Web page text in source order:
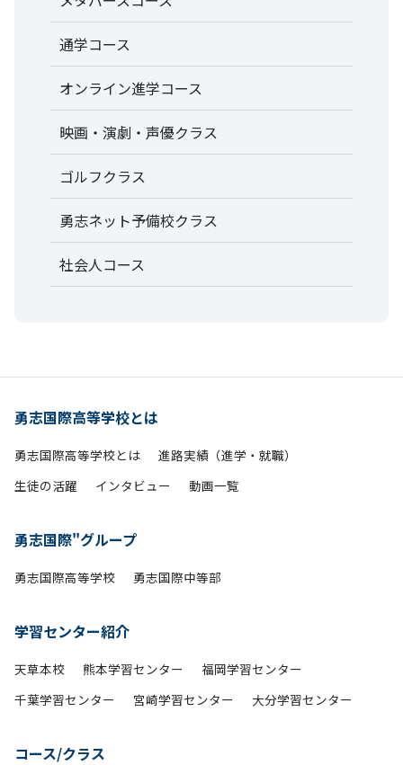
通学コース
オンライン進学コース
映画・演劇・声優クラス
ゴルフクラス
勇志ネット予備校クラス
社会人コース
勇志国際高等学校とは
勇志国際高等学校とは
進路実績（進学・就職）
生徒の活躍
インタビュー 動画一覧
勇志国際"グループ
勇志国際高等学校 勇志国際中等部
学習センター紹介
天草本校 熊本学習センター
福岡学習センター
千葉学習センター
宮崎学習センター 大分学習センター
コース/クラス